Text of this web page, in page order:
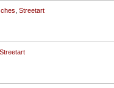
Streetart
Streetart